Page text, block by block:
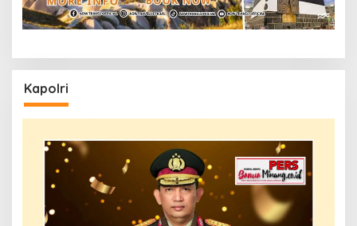
Kapolri